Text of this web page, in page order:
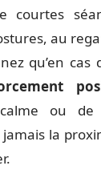
courtes
au
qu’en cas
ou de
la